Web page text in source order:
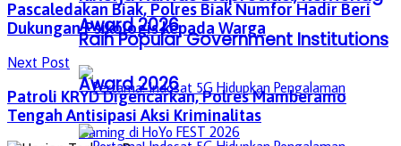
Award 2026
Raih Popular Government Institutions
Award 2026
Pascaledakan Biak, Polres Biak Numfor Hadir Beri
Dukungan Psikologis kepada Warga
Next Post
Patroli KRYD Digencarkan, Polres Mamberamo
Tengah Antisipasi Aksi Kriminalitas